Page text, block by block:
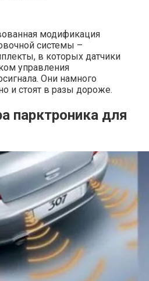
модификация
системы –
в которых датчики
управления
Они намного
и стоят в разы дороже.
парктроника для